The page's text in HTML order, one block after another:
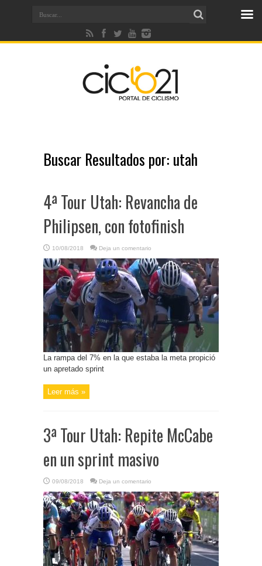
Buscar Resultados por: utah
4ª Tour Utah: Revancha de
Philipsen, con fotofinish
10/08/2018 Deja un comentario
La rampa del 7% en la que estaba la meta propició
un apretado sprint
Leer más »
3ª Tour Utah: Repite McCabe
en un sprint masivo
09/08/2018 Deja un comentario